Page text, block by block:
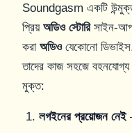
Soundgasm একটি উন্মুক্ত
প্রিয় অডিও স্টোরিসাইন-আপ
করা অডিওযেকোনো ডিভাইস,
তাদের কাজ সহজে বহনযোগ্য
মুক্ত:
লগইনের প্রয়োজন নেই